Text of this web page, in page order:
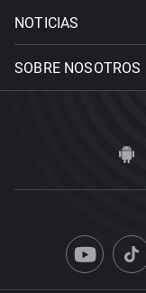
NOTICIAS
SOBRE NOSOTROS